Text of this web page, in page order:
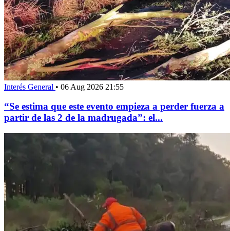
Interés General • 06 Aug 2026 21:55
“Se estima que este evento empieza a perder fuerza a
partir de las 2 de la madrugada”: el...